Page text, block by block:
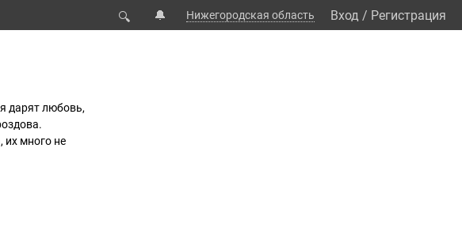
🔍 🔔 Нижегородская область Вход / Регистрация
дарят любовь,
их много не